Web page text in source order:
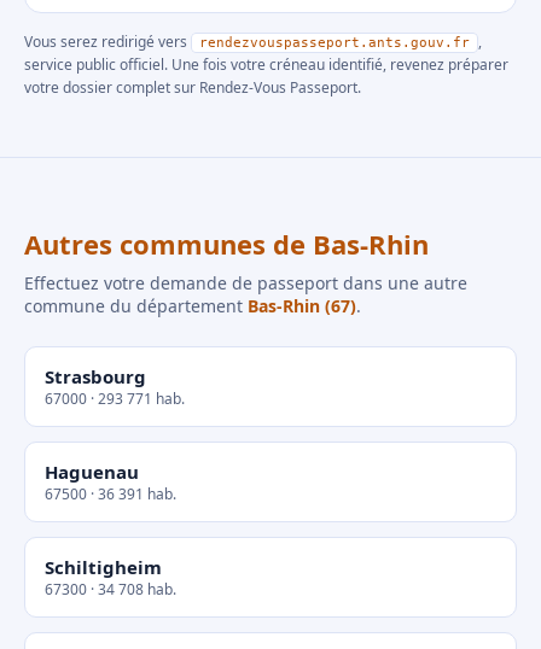
Vous serez redirigé vers rendezvouspasseport.ants.gouv.fr
,
service public officiel. Une fois votre créneau identifié, revenez préparer
votre dossier complet sur Rendez-Vous Passeport.
Autres communes de Bas-Rhin
Effectuez votre demande de passeport dans une autre
commune du département Bas-Rhin (67).
Strasbourg
67000 · 293 771 hab.
Haguenau
67500 · 36 391 hab.
Schiltigheim
67300 · 34 708 hab.